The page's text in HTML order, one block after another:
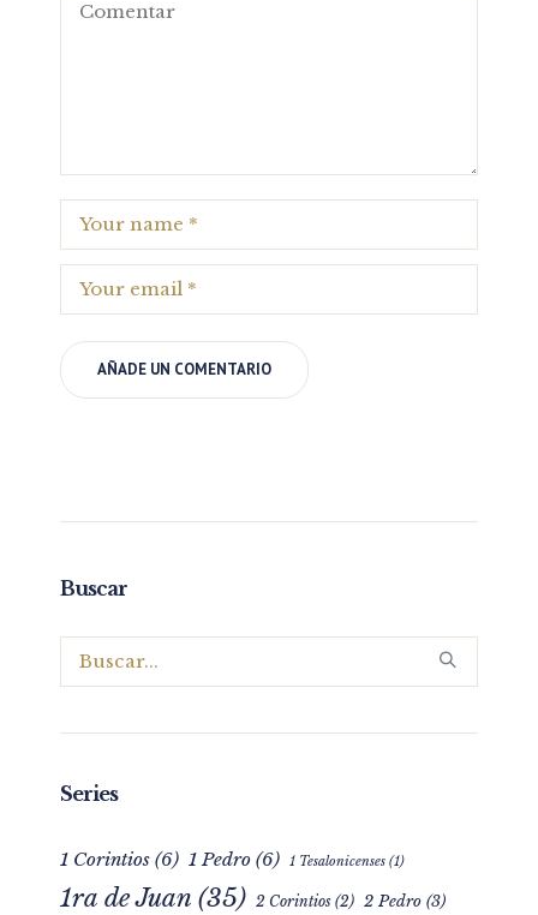
Buscar
Series
1 Corintios (6) 1 Pedro (6) 1 Tesalonicenses (1)
1ra de Juan (35) 2 Corintios (2) 2 Pedro (3)